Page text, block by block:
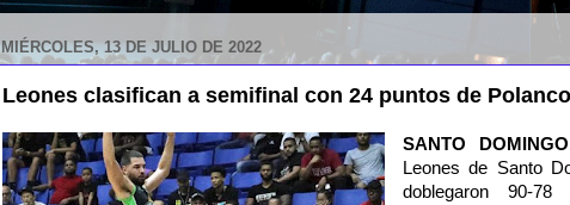
MIÉRCOLES, 13 DE JULIO DE 2022
Leones clasifican a semifinal con 24 puntos de Polanco
SANTO
Leones de Santo
doblegaron 90-